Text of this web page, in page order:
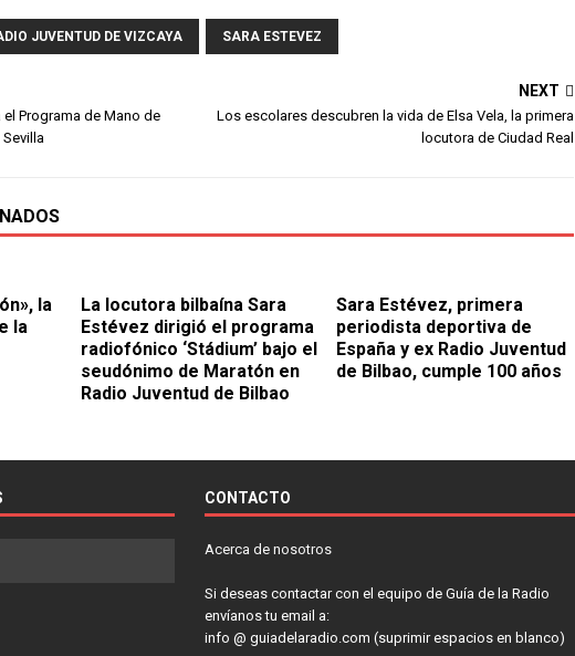
JUVENTUD DE VIZCAYA SARA ESTEVEZ
Programa de Mano de
Sevilla
NEXT
Los escolares descubren la vida de Elsa Vela, la primera
locutora de Ciudad Real
la
la
La locutora bilbaína Sara
Estévez dirigió el programa
radiofónico ‘Stádium’ bajo el
seudónimo de Maratón en
Radio Juventud de Bilbao
Sara Estévez, primera
periodista deportiva de
España y ex Radio Juventud
de Bilbao, cumple 100 años
CONTACTO
Acerca de nosotros
Si deseas contactar con el equipo de Guía de la Radio
envíanos tu email a:
info @ guiadelaradio.com (suprimir espacios en blanco)